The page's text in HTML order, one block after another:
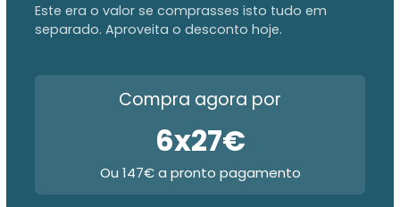
Este era o valor se comprasses isto tudo em
separado. Aproveita o desconto hoje.
Compra agora por
6x27€
Ou 147€ a pronto pagamento